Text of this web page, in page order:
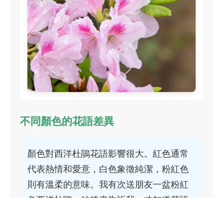
不同顏色的花語差異
顏色對西洋杜鵑花語影響很大。紅色通常
代表熱情和愛意，白色象徵純潔，粉紅色
則有溫柔的意味。我有次送朋友一盆粉紅